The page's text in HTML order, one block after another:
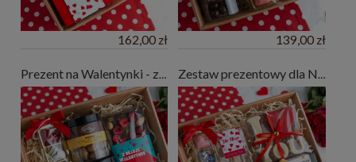
162,00 zł 139,00 zł
Prezent na Walentynki - zestaw słodkości Zestaw prezentowy dla Niego na Walentynki